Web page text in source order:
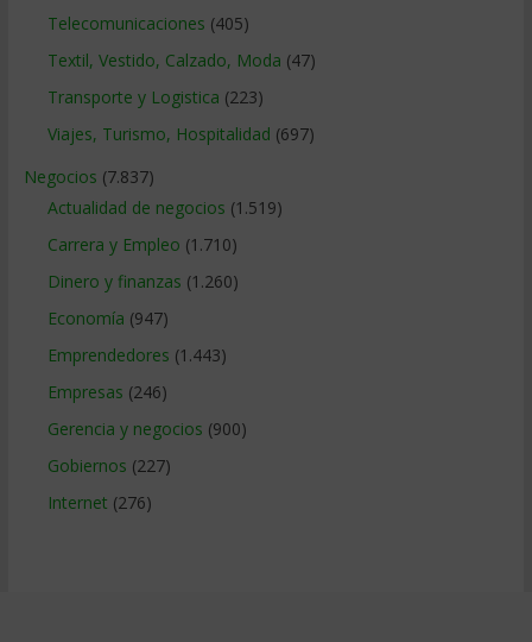
Telecomunicaciones (405)
Textil, Vestido, Calzado, Moda (47)
Transporte y Logistica (223)
Viajes, Turismo, Hospitalidad (697)
Negocios (7.837)
Actualidad de negocios (1.519)
Carrera y Empleo (1.710)
Dinero y finanzas (1.260)
Economía (947)
Emprendedores (1.443)
Empresas (246)
Gerencia y negocios (900)
Gobiernos (227)
Internet (276)